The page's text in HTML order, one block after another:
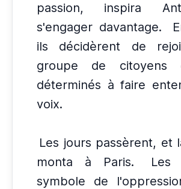
passion, inspira
s'engager davantage.
ils décidèrent de
groupe de citoyens
déterminés à faire
voix.
Les jours passèrent, et
monta à Paris.
Les
symbole de